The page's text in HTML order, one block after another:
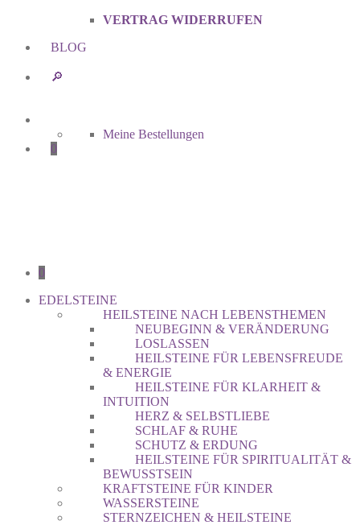
VERTRAG WIDERRUFEN
BLOG
🔎︎
Meine Bestellungen
0
0
EDELSTEINE
HEILSTEINE NACH LEBENSTHEMEN
NEUBEGINN & VERÄNDERUNG
LOSLASSEN
HEILSTEINE FÜR LEBENSFREUDE
& ENERGIE
HEILSTEINE FÜR KLARHEIT &
INTUITION
HERZ & SELBSTLIEBE
SCHLAF & RUHE
SCHUTZ & ERDUNG
HEILSTEINE FÜR SPIRITUALITÄT &
BEWUSSTSEIN
KRAFTSTEINE FÜR KINDER
WASSERSTEINE
STERNZEICHEN & HEILSTEINE